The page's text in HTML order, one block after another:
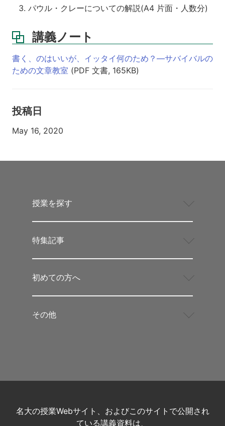
パウル・クレーについての解説(A4 片面・人数分)
講義ノート
書く、のはいいが、イッタイ何のため？—サバイバルの
ための文章教室 (PDF 文書, 165KB)
投稿日
May 16, 2020
授業を探す
特集記事
初めての方へ
その他
名大の授業Webサイト、およびこのサイトで公開され
ている講義資料は、